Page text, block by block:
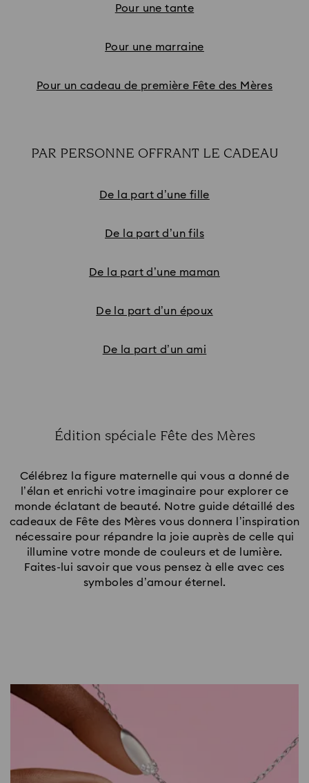
Pour une tante
Pour une marraine
Pour un cadeau de première Fête des Mères
PAR PERSONNE OFFRANT LE CADEAU
De la part d’une fille
De la part d’un fils
De la part d’une maman
De la part d’un époux
De la part d’un ami
Édition spéciale Fête des Mères
Célébrez la figure maternelle qui vous a donné de
l’élan et enrichi votre imaginaire pour explorer ce
monde éclatant de beauté. Notre guide détaillé des
cadeaux de Fête des Mères vous donnera l’inspiration
nécessaire pour répandre la joie auprès de celle qui
illumine votre monde de couleurs et de lumière.
Faites-lui savoir que vous pensez à elle avec ces
symboles d’amour éternel.